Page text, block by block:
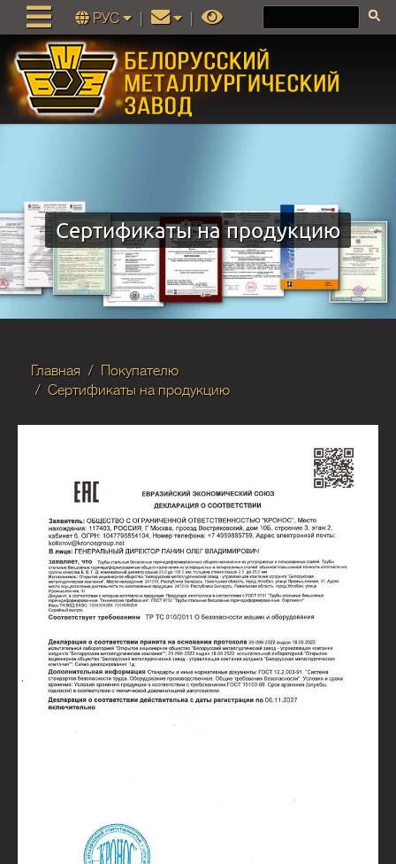
РУС
Сертификаты на продукцию
Главная
Покупателю
Сертификаты на продукцию